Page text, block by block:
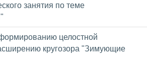
занятия по теме
целостной
кругозора "Зимующие